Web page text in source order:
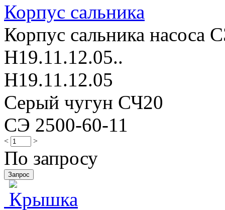
Корпус сальника
Корпус сальника насоса
Н19.11.12.05..
Н19.11.12.05
Серый чугун СЧ20
СЭ 2500-60-11
< >
По запросу